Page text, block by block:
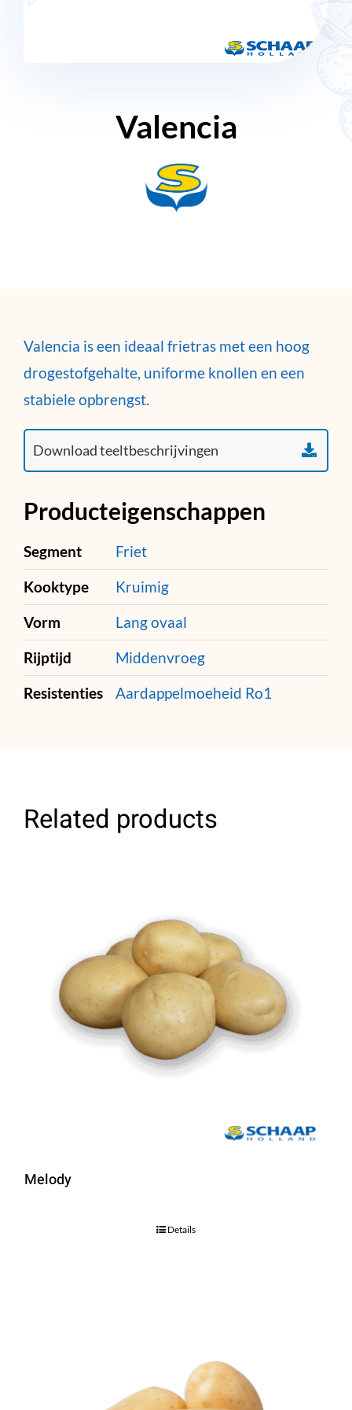
Valencia
Valencia is een ideaal frietras met een hoog
drogestofgehalte, uniforme knollen en een
stabiele opbrengst.
Producteigenschappen
Segment
Friet
Kooktype
Kruimig
Vorm
Lang ovaal
Rijptijd
Middenvroeg
Resistenties
Aardappelmoeheid Ro1
Related products
Melody
Details